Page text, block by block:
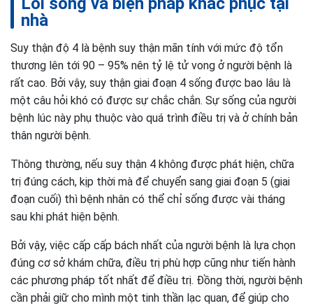
nhà
Suy thận độ 4 là bệnh suy thận mãn tính với mức độ tổn
thương lên tới 90 – 95% nên tỷ lệ tử vong ở người bệnh là
rất cao. Bởi vậy, suy thận giai đoạn 4 sống được bao lâu là
một câu hỏi khó có được sự chắc chắn. Sự sống của người
bệnh lúc này phụ thuộc vào quá trình điều trị và ở chính bản
thân người bệnh.
Thông thường, nếu suy thận 4 không được phát hiện, chữa
trị đúng cách, kịp thời mà để chuyển sang giai đoạn 5 (giai
đoạn cuối) thì bệnh nhân có thể chỉ sống được vài tháng
sau khi phát hiện bệnh.
Bởi vậy, việc cấp cấp bách nhất của người bệnh là lựa chọn
đúng cơ sở khám chữa, điều trị phù hợp cũng như tiến hành
các phương pháp tốt nhất để điều trị. Đồng thời, người bệnh
cần phải giữ cho mình một tinh thần lạc quan, để giúp cho